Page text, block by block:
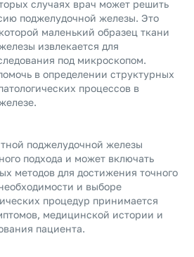
случаях врач может решить
поджелудочной железы. Это
маленький образец ткани
извлекается для
под микроскопом.
в определении структурных
процессов в
поджелудочной железы
подхода и может включать
методов для достижения точного
и выборе
процедур принимается
медицинской истории и
пациента.